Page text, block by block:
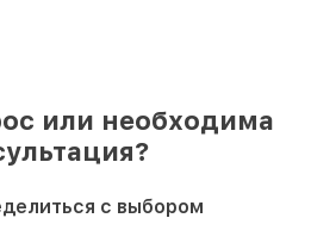
или необходима
с выбором